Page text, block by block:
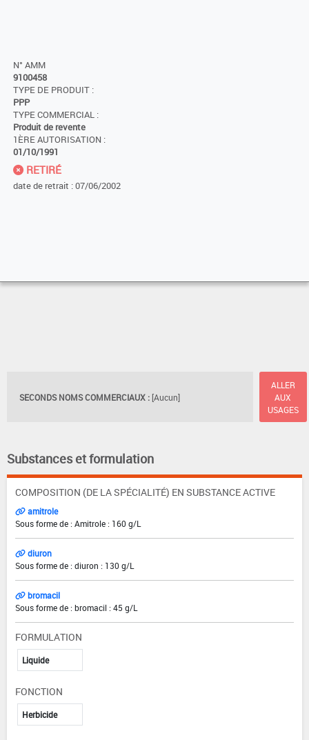
N° AMM
9100458
TYPE DE PRODUIT :
PPP
TYPE COMMERCIAL :
Produit de revente
1ÈRE AUTORISATION :
01/10/1991
RETIRÉ
date de retrait : 07/06/2002
SECONDS NOMS COMMERCIAUX : [Aucun]
ALLER
AUX
USAGES
Substances et formulation
COMPOSITION (DE LA SPÉCIALITÉ) EN SUBSTANCE ACTIVE
amitrole
Sous forme de : Amitrole : 160 g/L
diuron
Sous forme de : diuron : 130 g/L
bromacil
Sous forme de : bromacil : 45 g/L
FORMULATION
Liquide
FONCTION
Herbicide